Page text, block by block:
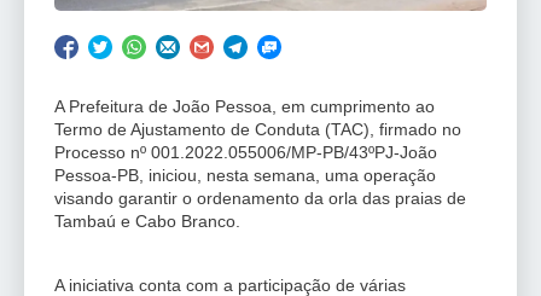
A Prefeitura de João Pessoa, em cumprimento ao
Termo de Ajustamento de Conduta (TAC), firmado no
Processo nº 001.2022.055006/MP-PB/43ºPJ-João
Pessoa-PB, iniciou, nesta semana, uma operação
visando garantir o ordenamento da orla das praias de
Tambaú e Cabo Branco.
A iniciativa conta com a participação de várias